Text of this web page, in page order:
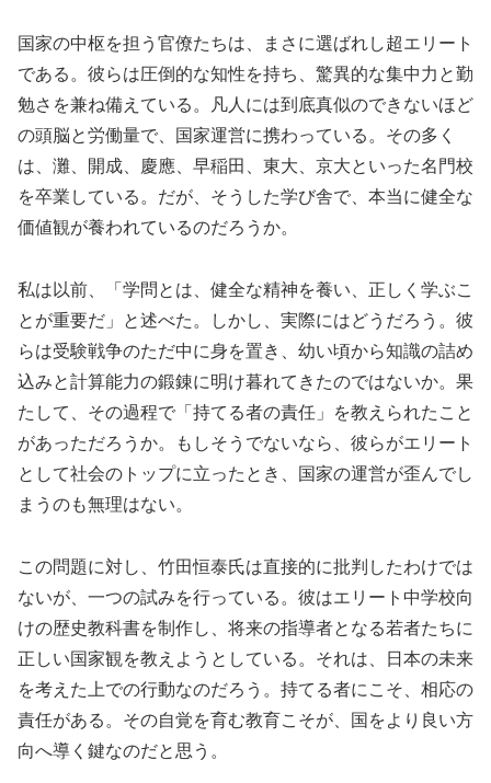
国家の中枢を担う官僚たちは、まさに選ばれし超エリート
である。彼らは圧倒的な知性を持ち、驚異的な集中力と勤
勉さを兼ね備えている。凡人には到底真似のできないほど
の頭脳と労働量で、国家運営に携わっている。その多く
は、灘、開成、慶應、早稲田、東大、京大といった名門校
を卒業している。だが、そうした学び舎で、本当に健全な
価値観が養われているのだろうか。
私は以前、「学問とは、健全な精神を養い、正しく学ぶこ
とが重要だ」と述べた。しかし、実際にはどうだろう。彼
らは受験戦争のただ中に身を置き、幼い頃から知識の詰め
込みと計算能力の鍛錬に明け暮れてきたのではないか。果
たして、その過程で「持てる者の責任」を教えられたこと
があっただろうか。もしそうでないなら、彼らがエリート
として社会のトップに立ったとき、国家の運営が歪んでし
まうのも無理はない。
この問題に対し、竹田恒泰氏は直接的に批判したわけでは
ないが、一つの試みを行っている。彼はエリート中学校向
けの歴史教科書を制作し、将来の指導者となる若者たちに
正しい国家観を教えようとしている。それは、日本の未来
を考えた上での行動なのだろう。持てる者にこそ、相応の
責任がある。その自覚を育む教育こそが、国をより良い方
向へ導く鍵なのだと思う。